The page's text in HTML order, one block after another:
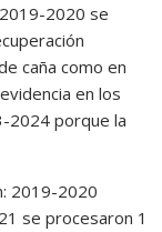
2020 se
caña como en
en los
2024 porque la
2019-2020
se procesaron 1